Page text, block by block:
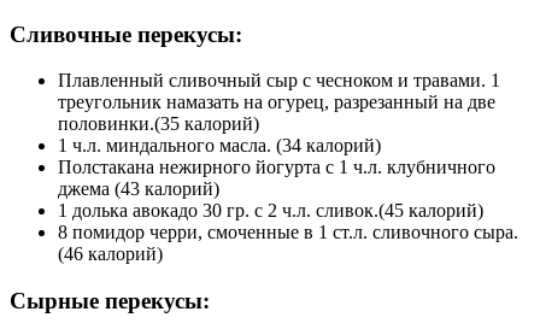
Сливочные перекусы:
Плавленный сливочный сыр с чесноком и травами. 1
треугольник намазать на огурец, разрезанный на две
половинки.(35 калорий)
1 ч.л. миндального масла. (34 калорий)
Полстакана нежирного йогурта с 1 ч.л. клубничного
джема (43 калорий)
1 долька авокадо 30 гр. с 2 ч.л. сливок.(45 калорий)
8 помидор черри, смоченные в 1 ст.л. сливочного сыра.
(46 калорий)
Сырные перекусы: